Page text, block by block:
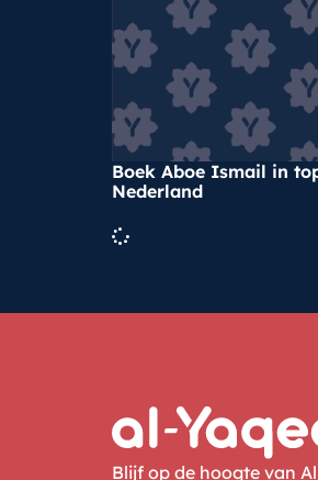
Boek Aboe Ismail in
Nederland
Blijf op de hoogte van